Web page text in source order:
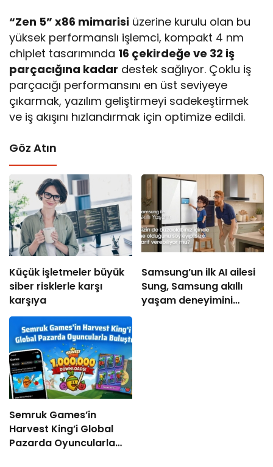
“Zen 5” x86 mimarisi üzerine kurulu olan bu
yüksek performanslı işlemci, kompakt 4 nm
chiplet tasarımında 16 çekirdeğe ve 32 iş
parçacığına kadar destek sağlıyor. Çoklu iş
parçacığı performansını en üst seviyeye
çıkarmak, yazılım geliştirmeyi sadekeştirmek
ve iş akışını hızlandırmak için optimize edildi.
Göz Atın
Küçük işletmeler büyük
siber risklerle karşı
karşıya
Samsung’un ilk AI ailesi
Sung, Samsung akıllı
yaşam deneyimini
Semruk Games’in
Harvest King’i Global
Pazarda Oyuncularla